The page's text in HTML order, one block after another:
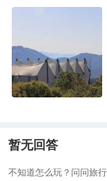
诺斯设计建造的。
疫，当地居民为了
座以阿波罗命名的
远，神庙被人们遗
位法国建筑师重新发
至今日，依旧有一些
暂无回答
不知道怎么玩？问问旅